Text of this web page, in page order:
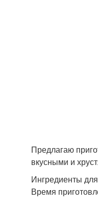
Предлагаю
вкусными и
Ингредиенты
Время